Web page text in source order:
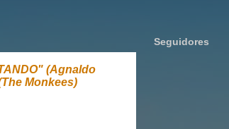
(Agnaldo
Monkees)
Seguidores